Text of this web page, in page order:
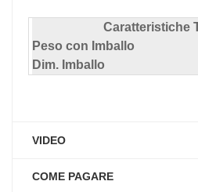
Caratteristiche
Peso con Imballo
Dim. Imballo
VIDEO
COME PAGARE